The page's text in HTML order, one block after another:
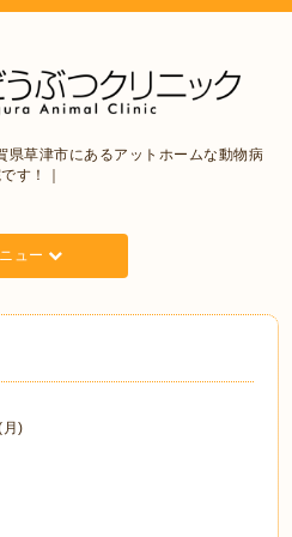
県草津市にあるアットホームな動物病
す！｜
ュー
)